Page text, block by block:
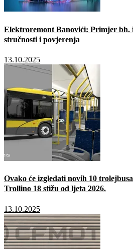
Elektroremont Banovići: Primjer bh.
stručnosti i povjerenja
13.10.2025
Ovako će izgledati novih 10
Trollino 18 stižu od ljeta 2026.
13.10.2025